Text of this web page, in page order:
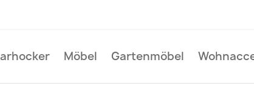
Möbel Gartenmöbel